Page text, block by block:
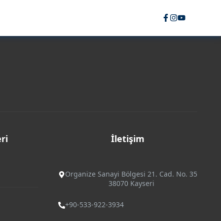
İletişim
Organize Sanayi Bölgesi 21. Cad. No. 35
38070 Kayseri
+90-533-922-3934